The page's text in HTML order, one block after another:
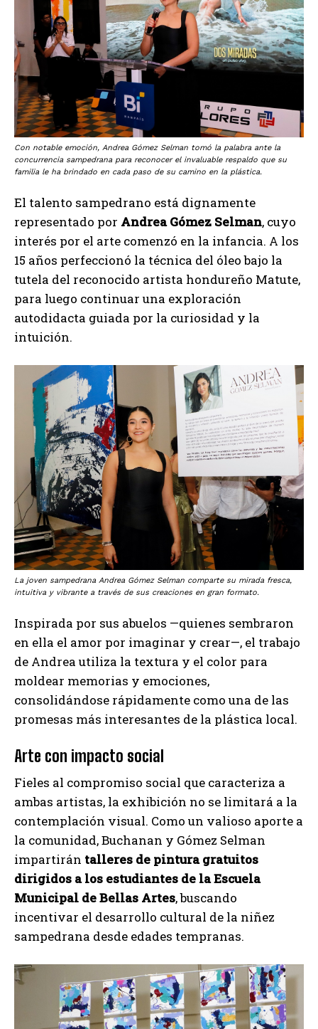
Con notable emoción, Andrea Gómez Selman tomó la palabra ante la
concurrencia sampedrana para reconocer el invaluable respaldo que su
familia le ha brindado en cada paso de su camino en la plástica.
El talento sampedrano está dignamente
representado por Andrea Gómez Selman, cuyo
interés por el arte comenzó en la infancia. A los
15 años perfeccionó la técnica del óleo bajo la
tutela del reconocido artista hondureño Matute,
para luego continuar una exploración
autodidacta guiada por la curiosidad y la
intuición.
La joven sampedrana Andrea Gómez Selman comparte su mirada fresca,
intuitiva y vibrante a través de sus creaciones en gran formato.
Inspirada por sus abuelos —quienes sembraron
en ella el amor por imaginar y crear—, el trabajo
de Andrea utiliza la textura y el color para
moldear memorias y emociones,
consolidándose rápidamente como una de las
promesas más interesantes de la plástica local.
Arte con impacto social
Fieles al compromiso social que caracteriza a
ambas artistas, la exhibición no se limitará a la
contemplación visual. Como un valioso aporte a
la comunidad, Buchanan y Gómez Selman
impartirán talleres de pintura gratuitos
dirigidos a los estudiantes de la Escuela
Municipal de Bellas Artes, buscando
incentivar el desarrollo cultural de la niñez
sampedrana desde edades tempranas.